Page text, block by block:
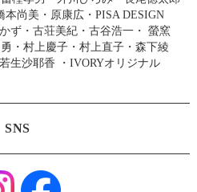
本尚美 ・ 原康広 ・ PISA DESIGN
ず ・ 古荘美紀 ・ 古谷浩一 ・ 螢窯
・ 村上慶子 ・ 村上直子 ・ 森下綾
若生沙耶香 ・ IVORYオリジナル
SNS